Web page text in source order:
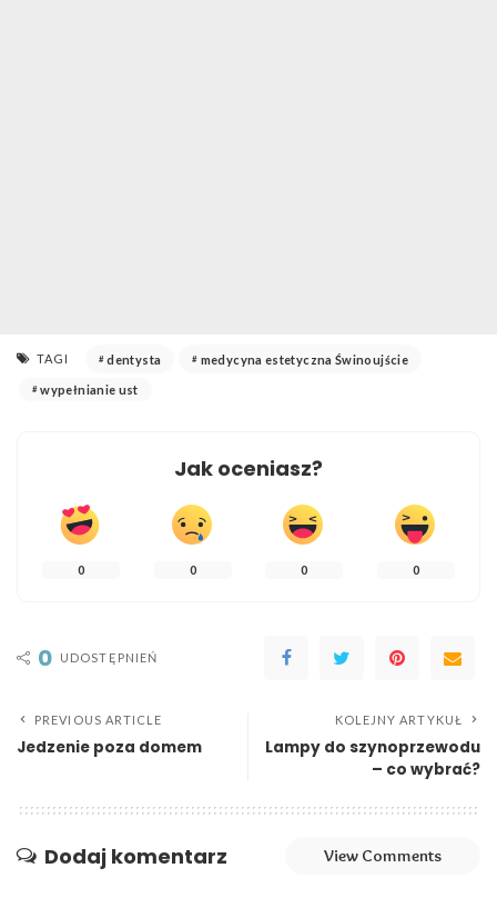
TAGI dentysta medycyna estetyczna Świnoujście
wypełnianie ust
Jak oceniasz?
0 0 0 0
0 UDOSTĘPNIEŃ
PREVIOUS ARTICLE
Jedzenie poza domem
KOLEJNY ARTYKUŁ
Lampy do szynoprzewodu
– co wybrać?
Dodaj komentarz View Comments